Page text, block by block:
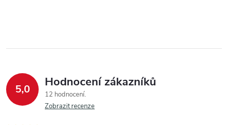
5,0 Hodnocení zákazníků
12 hodnocení
Zobrazit recenze